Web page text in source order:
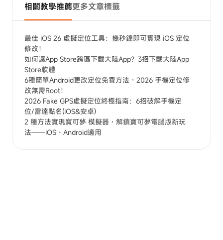
相關教學推薦更多文章標籤
最佳 iOS 26 虛擬定位工具：幾秒鐘即可實現 iOS 定位
修改！
如何讓App Store跨區下載大陸App？3招下載大陸App
Store軟體
6種簡單Android更改定位免費方法，2026 手機定位修
改無需Root！
2026 Fake GPS虛擬定位終極指南：6招破解手機定
位/雷達點名(iOS&安卓)
2 種方法實現寶可夢 模擬器，解鎖寶可夢電腦版新玩
法——iOS、Android適用